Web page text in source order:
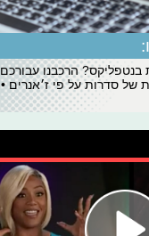
הרכבנו עבורכם
של סדרות על פי ז׳אנרים •